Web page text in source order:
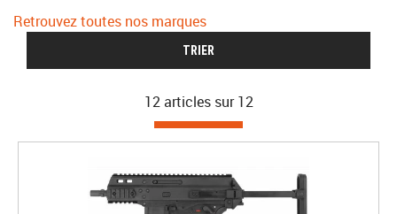
Retrouvez toutes nos marques
TRIER
12 articles sur 12